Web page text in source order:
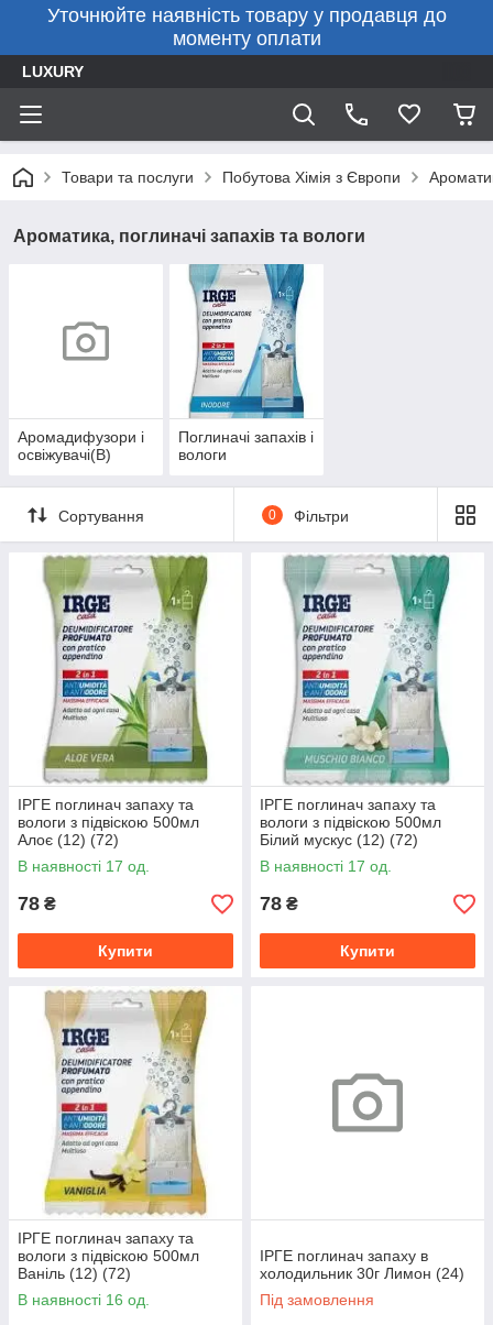
Уточнюйте наявність товару у продавця до
моменту оплати
LUXURY
Товари та послуги Побутова Хімія з Європи
Ароматика, поглиначі запахів та вологи
Аромадифузори і
освіжувачі(B)
Поглиначі запахів і
вологи
Сортування 0 Фільтри
ІРГЕ поглинач запаху та
вологи з підвіскою 500мл
Алоє (12) (72)
В наявності 17 од.
78 ₴
Купити
ІРГЕ поглинач запаху та
вологи з підвіскою 500мл
Білий мускус (12) (72)
В наявності 17 од.
78 ₴
Купити
ІРГЕ поглинач запаху та
вологи з підвіскою 500мл
Ваніль (12) (72)
В наявності 16 од.
ІРГЕ поглинач запаху в
холодильник 30г Лимон (24)
Під замовлення